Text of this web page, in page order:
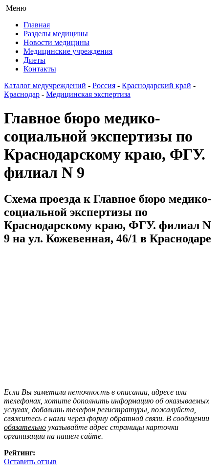
Меню
Главная
Разделы медицины
Новости медицины
Медицинские учреждения
Диеты
Контакты
Каталог медучреждений - Россия - Краснодарский край -
Краснодар - Медицинская экспертиза
Главное бюро медико-
социальной экспертизы по
Краснодарскому краю, ФГУ.
филиал N 9
Схема проезда к Главное бюро медико-
социальной экспертизы по
Краснодарскому краю, ФГУ. филиал N
9 на ул. Кожевенная, 46/1 в Краснодаре
Если Вы заметили неточность в описании, адресе или
телефонах, хотите дополнить информацию об оказываемых
услугах, добавить телефон регистратуры, пожалуйста,
свяжитесь с нами через форму обратной связи. В сообщении
обязательно указывайте адрес страницы карточки
организации на нашем сайте.
Рейтинг:
Оставить отзыв